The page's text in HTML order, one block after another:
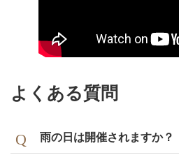
よくある質問
雨の日は開催されますか？